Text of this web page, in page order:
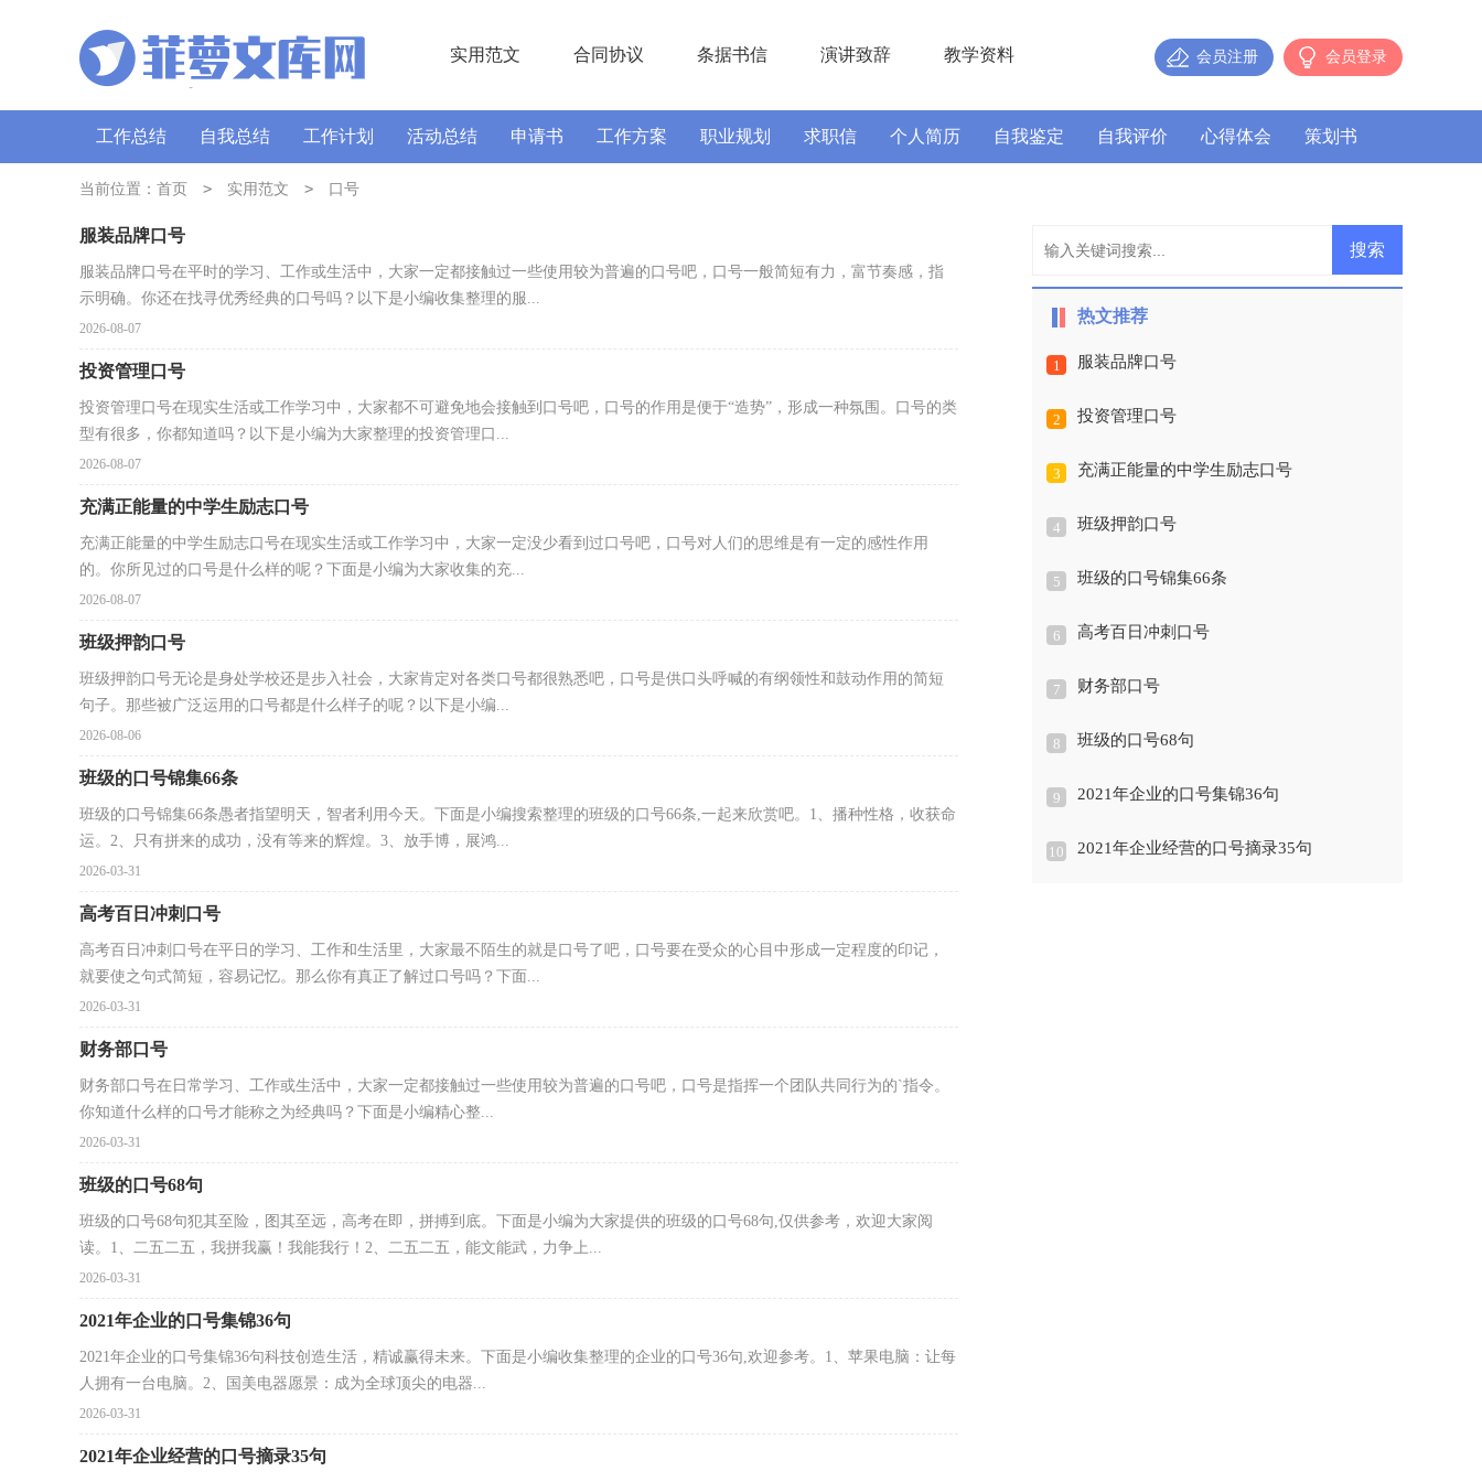
实用范文 合同协议 条据书信 演讲致辞 教学资料 会员登录
会员注册
工作总结 自我总结 工作计划 活动总结 申请书 工作方案 职业规划 求职信 个人简历 自我鉴定 自我评价 心得体会 策划书
讲话稿 广播稿 通讯稿 口号
当前位置： 首页 > 实用范文 > 口号
服装品牌口号
服装品牌口号在平时的学习、工作或生活中，大家一定都接触过一些使用较为普遍的口号吧，口号一般简短有力，富节奏感，指
示明确。你还在找寻优秀经典的口号吗？以下是小编收集整理的服...
2026-08-07
投资管理口号
投资管理口号在现实生活或工作学习中，大家都不可避免地会接触到口号吧，口号的作用是便于“造势”，形成一种氛围。口号的类
型有很多，你都知道吗？以下是小编为大家整理的投资管理口...
2026-08-07
充满正能量的中学生励志口号
充满正能量的中学生励志口号在现实生活或工作学习中，大家一定没少看到过口号吧，口号对人们的思维是有一定的感性作用
的。你所见过的口号是什么样的呢？下面是小编为大家收集的充...
2026-08-07
班级押韵口号
班级押韵口号无论是身处学校还是步入社会，大家肯定对各类口号都很熟悉吧，口号是供口头呼喊的有纲领性和鼓动作用的简短
句子。那些被广泛运用的口号都是什么样子的呢？以下是小编...
2026-08-06
班级的口号锦集66条
班级的口号锦集66条愚者指望明天，智者利用今天。下面是小编搜索整理的班级的口号66条,一起来欣赏吧。1、播种性格，收获命
运。2、只有拼来的成功，没有等来的辉煌。3、放手博，展鸿...
2026-03-31
高考百日冲刺口号
高考百日冲刺口号在平日的学习、工作和生活里，大家最不陌生的就是口号了吧，口号要在受众的心目中形成一定程度的印记，
就要使之句式简短，容易记忆。那么你有真正了解过口号吗？下面...
2026-03-31
财务部口号
财务部口号在日常学习、工作或生活中，大家一定都接触过一些使用较为普遍的口号吧，口号是指挥一个团队共同行为的`指令。
你知道什么样的口号才能称之为经典吗？下面是小编精心整...
2026-03-31
班级的口号68句
班级的口号68句犯其至险，图其至远，高考在即，拼搏到底。下面是小编为大家提供的班级的口号68句,仅供参考，欢迎大家阅
读。1、二五二五，我拼我赢！我能我行！2、二五二五，能文能武，力争上...
2026-03-31
2021年企业的口号集锦36句
2021年企业的口号集锦36句科技创造生活，精诚赢得未来。下面是小编收集整理的企业的口号36句,欢迎参考。1、苹果电脑：让每
人拥有一台电脑。2、国美电器愿景：成为全球顶尖的电器...
2026-03-31
2021年企业经营的口号摘录35句
热文推荐
1 服装品牌口号
2 投资管理口号
3 充满正能量的中学生励志口号
4 班级押韵口号
5 班级的口号锦集66条
6 高考百日冲刺口号
7 财务部口号
8 班级的口号68句
9 2021年企业的口号集锦36句
10 2021年企业经营的口号摘录35句